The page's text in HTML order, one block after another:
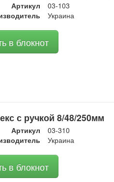
Артикул
03-103
Украина
в блокнот
с ручкой 8/48/250мм
Артикул
03-310
Украина
в блокнот